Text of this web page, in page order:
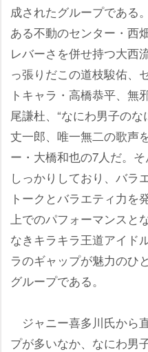
成されたグループである
ある不動のセンター・西
レバーさを併せ持つ大西
っ張りだこの道枝駿佑、
トキャラ・高橋恭平、無
尾謙杜、“なにわ男子の
丈一郎、唯一無二の歌声
ー・大橋和也の7人だ。
しっかりしており、バラ
トークとバラエティ力を
上でのパフォーマンスと
なきキラキラ王道アイド
ラのギャップが魅力のひ
グループである。
ジャニー喜多川氏から
プが多いなか、なにわ男